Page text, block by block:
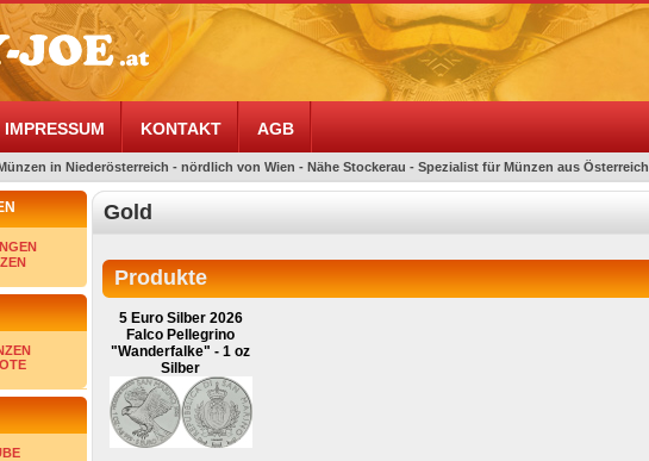
IMPRESSUM KONTAKT AGB
in Niederösterreich - nördlich von Wien - Nähe Stockerau - Spezialist für Münzen aus Österreich
Gold
Produkte
5 Euro Silber 2026
Falco Pellegrino
"Wanderfalke" - 1 oz
Silber